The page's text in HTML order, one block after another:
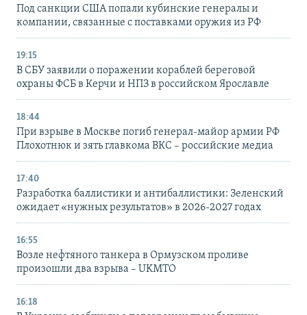
Под санкции США попали кубинские генералы и
компании, связанные с поставками оружия из РФ
19:15
В СБУ заявили о поражении кораблей береговой
охраны ФСБ в Керчи и НПЗ в российском Ярославле
18:44
При взрыве в Москве погиб генерал-майор армии РФ
Плохотнюк и зять главкома ВКС – российские медиа
17:40
Разработка баллистики и антибаллистики: Зеленский
ожидает «нужных результатов» в 2026-2027 годах
16:55
Возле нефтяного танкера в Ормузском проливе
произошли два взрыва – UKMTO
16:18